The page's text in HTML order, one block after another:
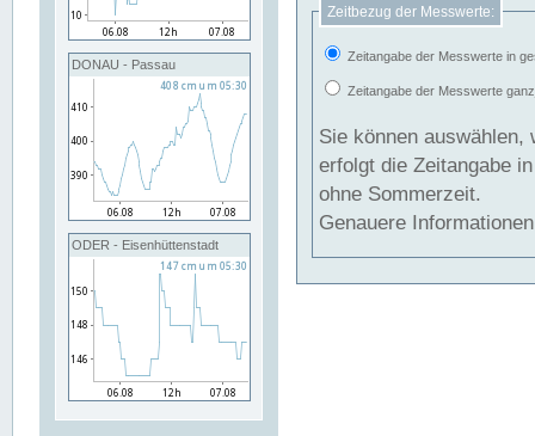
DONAU - Passau
ODER - Eisenhüttenstadt
Zeitbezug der Messwerte:
Zeitangabe der Messwerte in
Zeitangabe der Messwerte
Sie können auswählen,
erfolgt die Zeitangabe
ohne Sommerzeit.
Genauere